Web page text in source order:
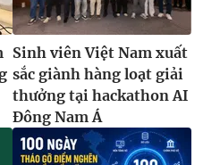
Sinh viên Việt Nam xuất
sắc giành hàng loạt giải
thưởng tại hackathon AI
Đông Nam Á